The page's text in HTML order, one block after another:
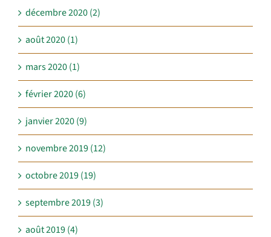
décembre 2020 (2)
août 2020 (1)
mars 2020 (1)
février 2020 (6)
janvier 2020 (9)
novembre 2019 (12)
octobre 2019 (19)
septembre 2019 (3)
août 2019 (4)